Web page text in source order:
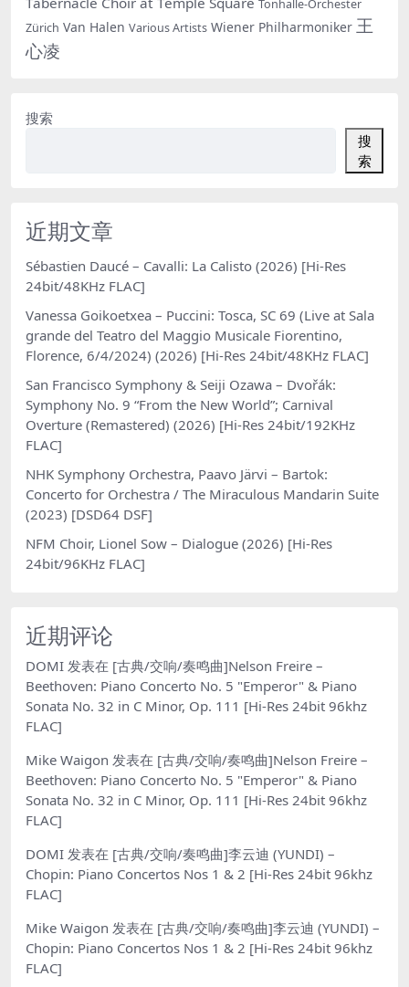
Tonhalle-Orchester
Zürich Van Halen Various Artists Wiener Philharmoniker 王
心凌
搜索
搜
索
近期文章
Sébastien Daucé – Cavalli: La Calisto (2026) [Hi-Res
24bit/48KHz FLAC]
Vanessa Goikoetxea – Puccini: Tosca, SC 69 (Live at Sala
grande del Teatro del Maggio Musicale Fiorentino,
Florence, 6/4/2024) (2026) [Hi-Res 24bit/48KHz FLAC]
San Francisco Symphony & Seiji Ozawa – Dvořák:
Symphony No. 9 “From the New World”; Carnival
Overture (Remastered) (2026) [Hi-Res 24bit/192KHz
FLAC]
NHK Symphony Orchestra, Paavo Järvi – Bartok:
Concerto for Orchestra / The Miraculous Mandarin Suite
(2023) [DSD64 DSF]
NFM Choir, Lionel Sow – Dialogue (2026) [Hi-Res
24bit/96KHz FLAC]
近期评论
DOMI 发表在 [古典/交响/奏鸣曲]Nelson Freire –
Beethoven: Piano Concerto No. 5 "Emperor" & Piano
Sonata No. 32 in C Minor, Op. 111 [Hi-Res 24bit 96khz
FLAC]
Mike Waigon 发表在 [古典/交响/奏鸣曲]Nelson Freire –
Beethoven: Piano Concerto No. 5 "Emperor" & Piano
Sonata No. 32 in C Minor, Op. 111 [Hi-Res 24bit 96khz
FLAC]
DOMI 发表在 [古典/交响/奏鸣曲]李云迪 (YUNDI) –
Chopin: Piano Concertos Nos 1 & 2 [Hi-Res 24bit 96khz
FLAC]
Mike Waigon 发表在 [古典/交响/奏鸣曲]李云迪 (YUNDI) –
Chopin: Piano Concertos Nos 1 & 2 [Hi-Res 24bit 96khz
FLAC]